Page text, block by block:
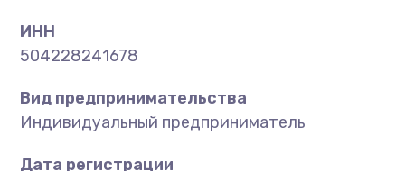
ИНН
504228241678
Вид предпринимательства
Индивидуальный предприниматель
Дата регистрации